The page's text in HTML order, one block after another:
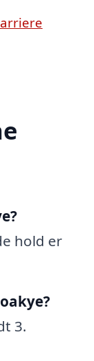
hold er
3.